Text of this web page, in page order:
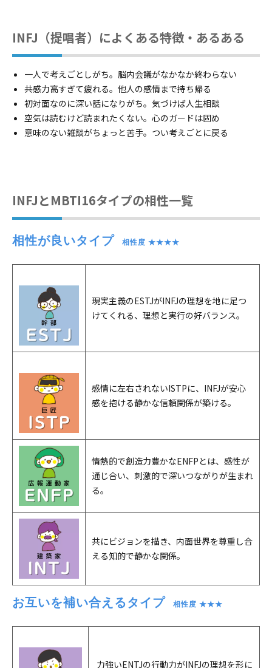
INFJ（提唱者）によくある特徴・あるある
一人で考えごとしがち。脳内会議がなかなか終わらない
共感力高すぎて疲れる。他人の感情まで持ち帰る
初対面なのに深い話になりがち。気づけば人生相談
空気は読むけど読まれたくない。心のガードは固め
意味のない雑談がちょっと苦手。つい考えごとに戻る
INFJとMBTI16タイプの相性一覧
相性が良いタイプ 相性度 ★★★★
現実主義のESTJがINFJの理想を地に足つ
けてくれる、理想と実行の好バランス。
感情に左右されないISTPに、INFJが安心
感を抱ける静かな信頼関係が築ける。
情熱的で創造力豊かなENFPとは、感性が
通じ合い、刺激的で深いつながりが生まれ
る。
共にビジョンを描き、内面世界を尊重し合
える知的で静かな関係。
お互いを補い合えるタイプ 相性度 ★★★
力強いENTJの行動力がINFJの理想を形に